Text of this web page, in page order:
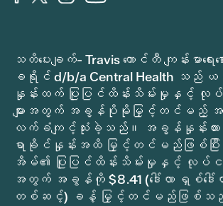
သတိပေးချက်- Travis ကောင်တီ ကျန်းမာရေး
ခရိုင် d/b/a Central Health သ
နှုန်းထက် ပြုပြင်ထိန်းသိမ်းမှုနှင့်
များအတွက် အခွန်ပိုမိုမြှင့်တင်မည့် အ
လက်ခံကျင့်သုံးခဲ့သည်။ အခွန်နှုန်းထာ
ရာခိုင်နှုန်းအထိ မြှင့်တင်မည်ဖြစ်ပြီး
အိမ်၏ ပြုပြင်ထိန်းသိမ်းမှုနှင့် လုပ်င
အတွက် အခွန်ကို $8.41 (ဒေါ်လာ ရှစ်ဒေါ်
တစ်ဆင့်) ခန့် မြှင့်တင်မည်ဖြစ်သ